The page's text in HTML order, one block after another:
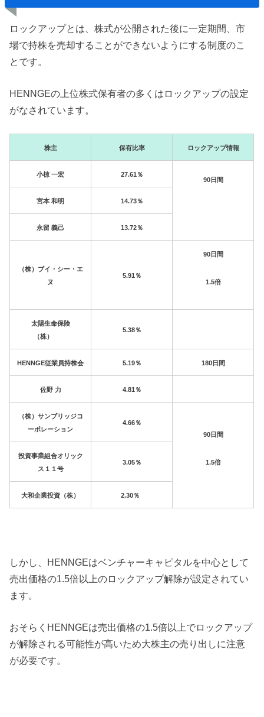
ロックアップとは、株式が公開された後に一定期間、市
場で持株を売却することができないようにする制度のこ
とです。
HENNGEの上位株式保有者の多くはロックアップの設定
がなされています。
株主 保有比率 ロックアップ情報
小椋 一宏 27.61％
90日間
宮本 和明 14.73％
永留 義己 13.72％
（株）ブイ・シー・エ
ヌ
5.91％
90日間
1.5倍
太陽生命保険
（株）
5.38％
HENNGE従業員持株会 5.19％ 180日間
佐野 力 4.81％
（株）サンブリッジコ
ーポレーション
4.66％
90日間
1.5倍
投資事業組合オリック
ス１１号
3.05％
大和企業投資（株） 2.30％
しかし、 HENNGEはベンチャーキャピタルを中心として
売出価格の1.5倍以上のロックアップ解除が設定されてい
ます。
おそらく HENNGEは売出価格の1.5倍以上でロックアップ
が解除される可能性が高いため大株主の売り出しに注意
が必要です。